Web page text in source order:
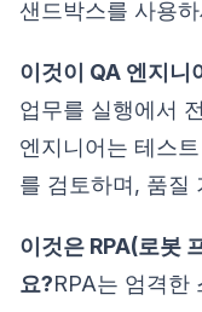
샌드박스를 사용
이것이 QA 엔지니
업무를 실행에서
엔지니어는 테스
를 검토하며, 품질
이것은 RPA(로봇
요?RPA는 엄격한